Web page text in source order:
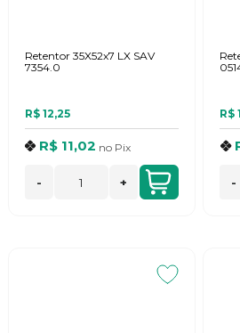
Retentor 35X52x7 LX SAV
7354.0
R$ 12,25
R$ 11,02 no Pix
- +
R$
-